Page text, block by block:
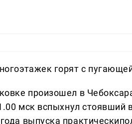
горят с
произошел в
мск вспыхнул стоявший
выпуска